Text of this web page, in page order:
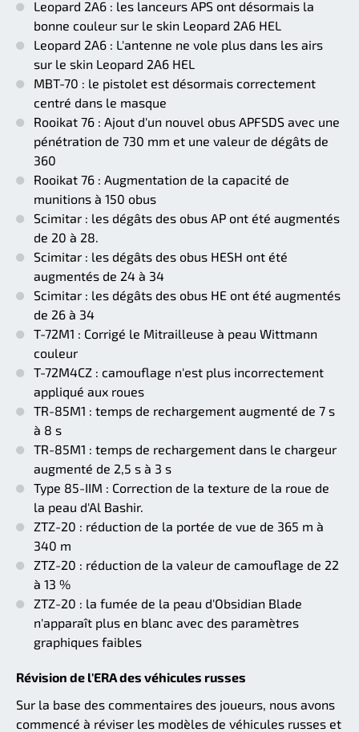
Leopard 2A6 : les lanceurs APS ont désormais la
bonne couleur sur le skin Leopard 2A6 HEL
Leopard 2A6 : L'antenne ne vole plus dans les airs
sur le skin Leopard 2A6 HEL
MBT-70 : le pistolet est désormais correctement
centré dans le masque
Rooikat 76 : Ajout d'un nouvel obus APFSDS avec une
pénétration de 730 mm et une valeur de dégâts de
360
Rooikat 76 : Augmentation de la capacité de
munitions à 150 obus
Scimitar : les dégâts des obus AP ont été augmentés
de 20 à 28.
Scimitar : les dégâts des obus HESH ont été
augmentés de 24 à 34
Scimitar : les dégâts des obus HE ont été augmentés
de 26 à 34
T-72M1 : Corrigé le Mitrailleuse à peau Wittmann
couleur
T-72M4CZ : camouflage n'est plus incorrectement
appliqué aux roues
TR-85M1 : temps de rechargement augmenté de 7 s
à 8 s
TR-85M1 : temps de rechargement dans le chargeur
augmenté de 2,5 s à 3 s
Type 85-IIM : Correction de la texture de la roue de
la peau d'Al Bashir.
ZTZ-20 : réduction de la portée de vue de 365 m à
340 m
ZTZ-20 : réduction de la valeur de camouflage de 22
à 13 %
ZTZ-20 : la fumée de la peau d'Obsidian Blade
n'apparaît plus en blanc avec des paramètres
graphiques faibles
Révision de l'ERA des véhicules russes
Sur la base des commentaires des joueurs, nous avons
commencé à réviser les modèles de véhicules russes et